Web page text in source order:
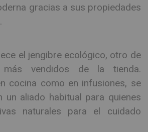
gracias a sus propiedades
el jengibre ecológico, otro de
vendidos de la tienda.
cocina como en infusiones, se
un aliado habitual para quienes
naturales para el cuidado